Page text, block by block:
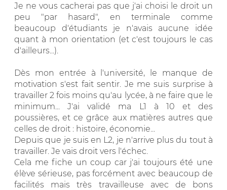
Je ne vous cacherai pas que j'ai choisi le droit un
peu "par hasard", en terminale comme
beaucoup d'étudiants je n'avais aucune idée
quant à mon orientation (et c'est toujours le cas
d'ailleurs...).
Dès mon entrée à l'université, le manque de
motivation s'est fait sentir. Je me suis surprise à
travailler 2 fois moins qu'au lycée, à ne faire que le
minimum... J'ai validé ma L1 à 10 et des
poussières, et ce grâce aux matières autres que
celles de droit : histoire, économie...
Depuis que je suis en L2, je n'arrive plus du tout à
travailler. Je vais droit vers l'échec.
Cela me fiche un coup car j'ai toujours été une
élève sérieuse, pas forcément avec beaucoup de
facilités mais très travailleuse avec de bons